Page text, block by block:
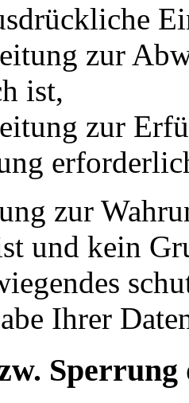
zur
ist,
zur
zur
und kein
Ihrer
Sperrung